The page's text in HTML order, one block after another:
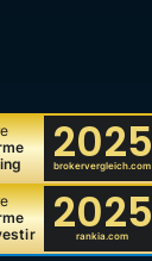
2025
brokervergleich.com
2025
rankia.com